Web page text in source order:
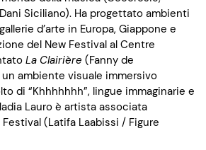
Siciliano). Ha progettato ambienti
d’arte in Europa, Giappone e
del New Festival al Centre
La Clairière (Fanny de
un ambiente visuale immersivo
di “Khhhhhhh”, lingue immaginarie e
Lauro è artista associata
Festival (Latifa Laabissi / Figure